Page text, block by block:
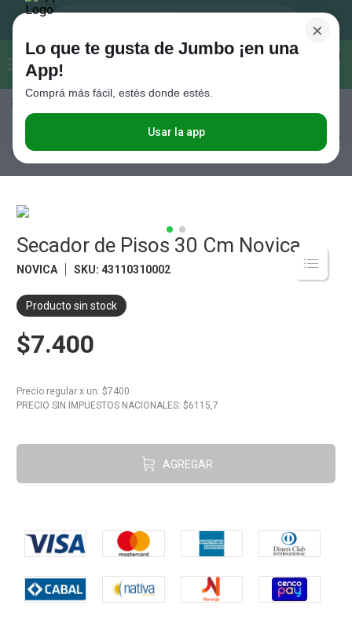
Buscar...
Seleccioná el método de entrega
×
Lo que te gusta de Jumbo ¡en una
App!
Comprá más fácil, estés donde estés.
Usar la app
Accesorios de Limpieza Secadores y Cepillos
Secador de
Pisos 30 Cm Novica
Secador de Pisos 30 Cm Novica
NOVICA SKU:43110310002
Producto sin stock
$7.400
Precio regular x un: $7400
PRECIO SIN IMPUESTOS NACIONALES: $6115,7
AGREGAR
Términos más buscados
.
Galletitas
Cerveza
Juguetes
Yerba
Carne